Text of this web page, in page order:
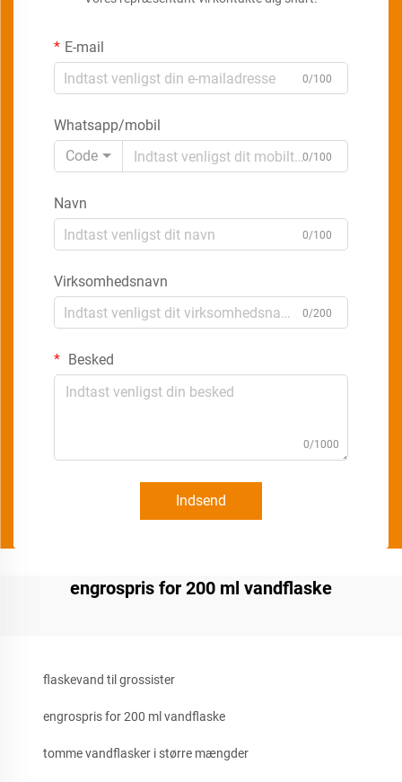
E-mail
0/100
Whatsapp/mobil
Code
0/100
Navn
0/100
Virksomhedsnavn
0/200
Besked
0/1000
Indsend
engrospris for 200 ml vandflaske
flaskevand til grossister
engrospris for 200 ml vandflaske
tomme vandflasker i større mængder